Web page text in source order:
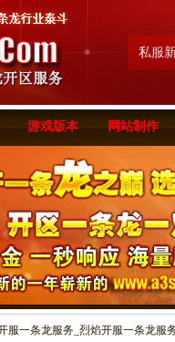
私服
游戏版本 网站制作
服一条龙服务_烈焰开服一条龙服